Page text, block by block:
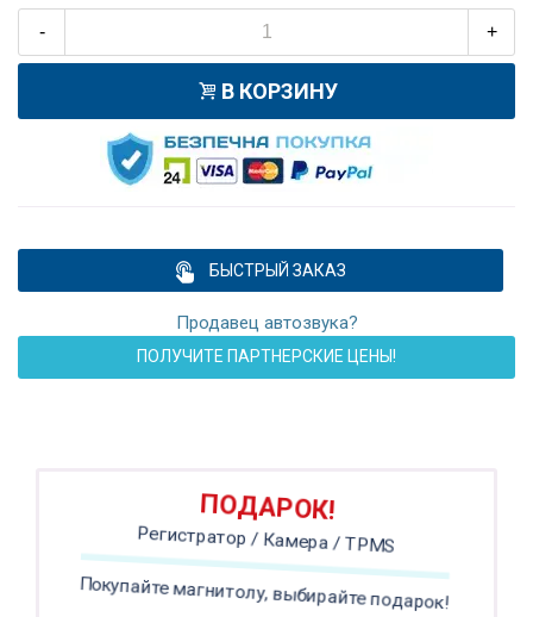
- +
В КОРЗИНУ
БЫСТРЫЙ ЗАКАЗ
Продавец автозвука?
ПОЛУЧИТЕ ПАРТНЕРСКИЕ ЦЕНЫ!
ПОДАРОК!
Регистратор / Камера / TPMS
Покупайте магнитолу, выбирайте подарок!